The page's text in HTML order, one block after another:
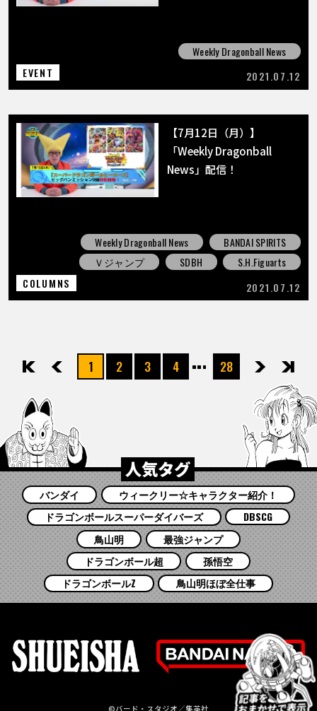
Weekly Dragonball News
EVENT
2021.07.12
【7月12日（月）】
「Weekly Dragonball
News」配信！
Weekly Dragonball News
BANDAI SPIRITS
Ｖジャンプ
SDBH
S.H.Figuarts
COLUMNS
2021.07.12
先頭 前へ1 2 3 4 28次へ最後
人気タグ
バンダイ
ウィークリー☆キャラクター紹介！
ドラゴンボールスーパーダイバーズ
DBSCG
鳥山明
最強ジャンプ
ドラゴンボール超
孫悟空
ドラゴンボールZ
鳥山明ほぼ全仕事
©バード・スタジオ／集英社